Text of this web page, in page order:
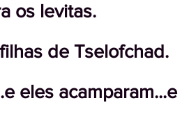
os levitas.
de Tselofchad.
eles acamparam...e